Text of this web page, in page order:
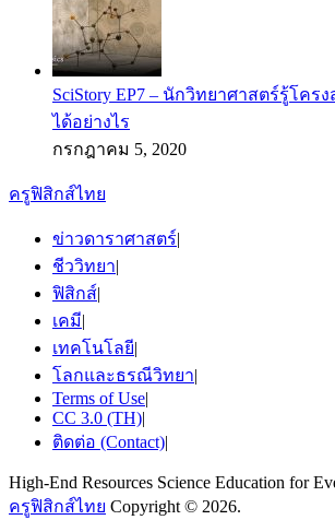
SciStory EP7 – นักวิทยาศาสตร์รู้โคร
ได้อย่างไร
กรกฎาคม 5, 2020
ครูฟิสิกส์ไทย
ข่าวดาราศาสตร์|
ชีววิทยา|
ฟิสิกส์|
เคมี|
เทคโนโลยี|
โลกและธรณีวิทยา|
Terms of Use|
CC 3.0 (TH)|
ติดต่อ (Contact)|
High-End Resources Science Education for
ครูฟิสิกส์ไทย Copyright © 2026.